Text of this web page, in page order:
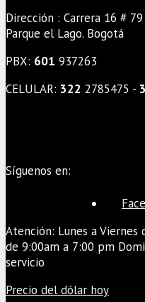
Dirección : Carrera 16 #
Parque el Lago. Bogotá
PBX: 601 937263
CELULAR: 322 2785475 -
Síguenos en:
Atención: Lunes a Viernes
de 9:00am a 7:00 pm
servicio
Precio del dólar hoy